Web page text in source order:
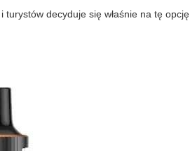
decyduje się właśnie na tę opcję.